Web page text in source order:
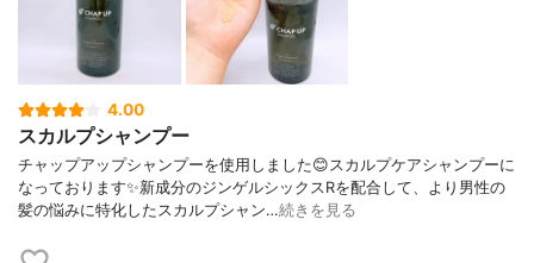
4.00
スカルプシャンプー
チャップアップシャンプーを使用しました😊スカルプケアシャンプーに
なっております✨新成分のジンゲルシックスRを配合して、より男性の
髪の悩みに特化したスカルプシャン…続きを見る